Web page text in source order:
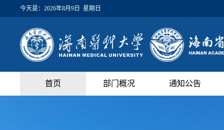
今天是： 2026年8月9日 星期日
首页 部门概况 通知公告